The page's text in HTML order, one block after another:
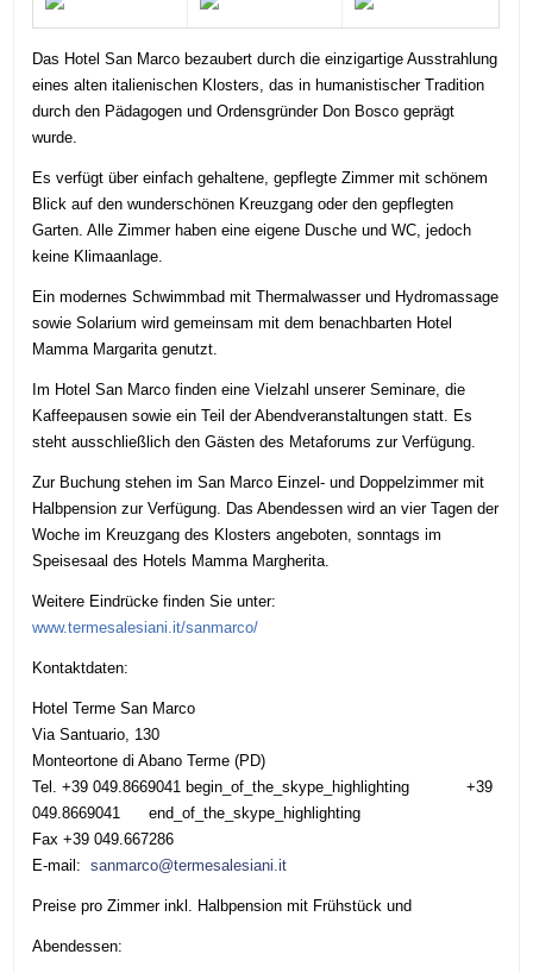
Das Hotel San Marco bezaubert durch die einzigartige Ausstrahlung
eines alten italienischen Klosters, das in humanistischer Tradition
durch den Pädagogen und Ordensgründer Don Bosco geprägt
wurde.
Es verfügt über einfach gehaltene, gepflegte Zimmer mit schönem
Blick auf den wunderschönen Kreuzgang oder den gepflegten
Garten. Alle Zimmer haben eine eigene Dusche und WC, jedoch
keine Klimaanlage.
Ein modernes Schwimmbad mit Thermalwasser und Hydromassage
sowie Solarium wird gemeinsam mit dem benachbarten Hotel
Mamma Margarita genutzt.
Im Hotel San Marco finden eine Vielzahl unserer Seminare, die
Kaffeepausen sowie ein Teil der Abendveranstaltungen statt. Es
steht ausschließlich den Gästen des Metaforums zur Verfügung.
Zur Buchung stehen im San Marco Einzel- und Doppelzimmer mit
Halbpension zur Verfügung. Das Abendessen wird an vier Tagen der
Woche im Kreuzgang des Klosters angeboten, sonntags im
Speisesaal des Hotels Mamma Margherita.
Weitere Eindrücke finden Sie unter:
www.termesalesiani.it/sanmarco/
Kontaktdaten:
Hotel Terme San Marco
Via Santuario, 130
Monteortone di Abano Terme (PD)
Tel.+39 049.8669041 begin_of_the_skype_highlighting
+39
049.8669041
end_of_the_skype_highlighting
Fax +39 049.667286
E-mail: sanmarco@termesalesiani.it
Preise pro Zimmer inkl. Halbpension mit Frühstück und
Abendessen: